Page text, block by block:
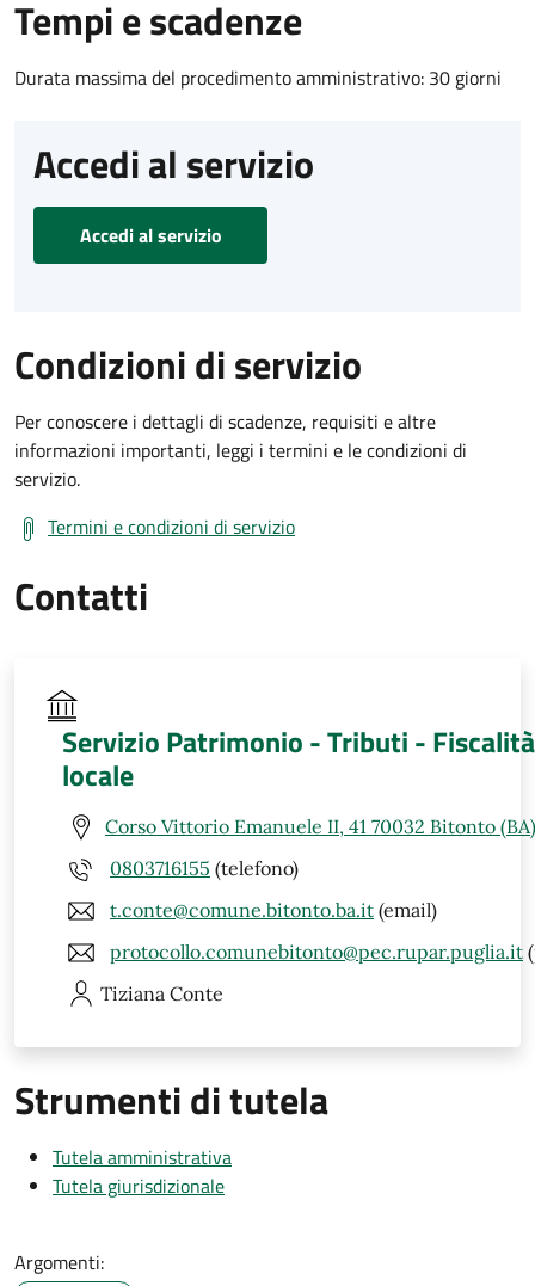
Tempi e scadenze
Durata massima del procedimento amministrativo: 30 giorni
Accedi al servizio
Accedi al servizio
Condizioni di servizio
Per conoscere i dettagli di scadenze, requisiti e altre
informazioni importanti, leggi i termini e le condizioni di
servizio.
Termini e condizioni di servizio
Contatti
Servizio Patrimonio - Tributi - Fiscalità
locale
Corso Vittorio Emanuele II, 41 70032 Bitonto (BA)
0803716155 (telefono)
t.conte@comune.bitonto.ba.it (email)
protocollo.comunebitonto@pec.rupar.puglia.it
Tiziana Conte
Strumenti di tutela
Tutela amministrativa
Tutela giurisdizionale
Argomenti: